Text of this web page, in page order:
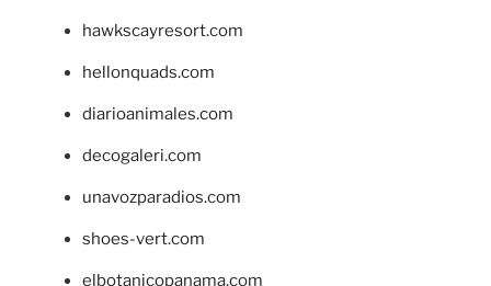
hawkscayresort.com
hellonquads.com
diarioanimales.com
decogaleri.com
unavozparadios.com
shoes-vert.com
elbotanicopanama.com